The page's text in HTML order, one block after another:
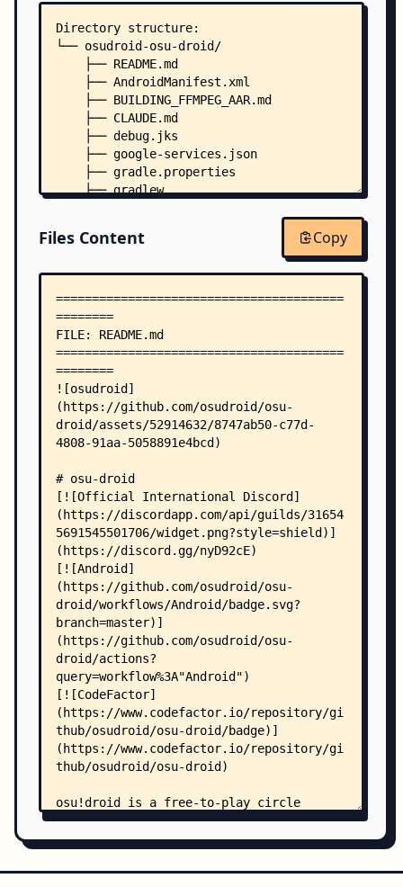
Directory structure:
└── osudroid-osu-droid/
    ├── README.md
    ├── AndroidManifest.xml
    ├── BUILDING_FFMPEG_AAR.md
    ├── CLAUDE.md
    ├── debug.jks
    ├── google-services.json
    ├── gradle.properties
    ├── gradlew
    ├── proguard-kotlin.pro
    ├── .typo-ci.yml
    ├── AndEngine/
    │   ├── README.md
    │   ├── AndroidManifest.xml
    │   ├── exportJarToAll.xml
    │   ├── LICENSE.md
    │   ├── lint.xml
    │   ├── proguard.cfg
    │   ├── project.properties
    │   ├── push_google_code.bat
    │   │   └── org/
    │   │       └── anddev/
    │   │           └── andengine/
    │   │               ├── audio/
│   │               │   ├──
│   │               │   ├──
│   │               │   ├──
│   │               │   ├──
    │   │               │   ├── music/
    │   │               │   │   ├── Music.java
│   │               │   │   ├──
│   │               │   │   └──
    │   │               │   └── sound/
    │   │               │       ├── Sound.java
│   │               │       ├──
│   │               │       ├──
│   │               │       └──
│   │               │   ├──
│   │               │   ├──
│   │               │   ├──
    │   │               ├── engine/
Files Content Copy